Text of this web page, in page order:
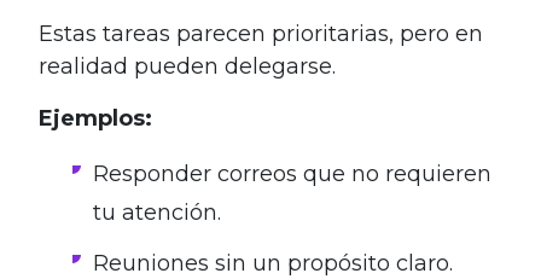
Estas tareas parecen prioritarias, pero en
realidad pueden delegarse.
Ejemplos:
Responder correos que no requieren
tu atención.
Reuniones sin un propósito claro.